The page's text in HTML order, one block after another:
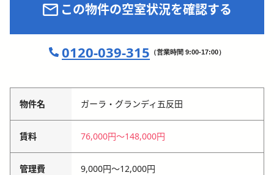
この物件の空室状況を確認する
0120-039-315 （営業時間 9:00-17:00）
物件名 ガーラ・グランディ五反田
賃料 76,000円〜148,000円
管理費 9,000円〜12,000円